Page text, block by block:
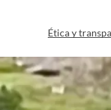
Ética y